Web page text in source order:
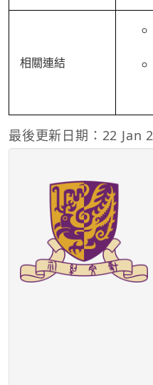
相關連結
最後更新日期：22 Jan